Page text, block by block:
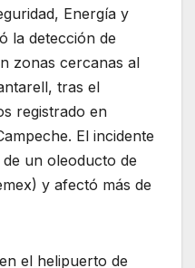
Energía y
la detección de
zonas cercanas al
tras el
registrado en
El incidente
un oleoducto de
y afectó más de
el helipuerto de